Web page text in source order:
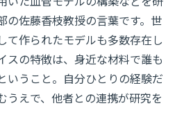
の佐藤香枝教授の言葉です。世
て作られたモデルも多数存在し
スの特徴は、身近な材料で誰も
いうこと。自分ひとりの経験だ
うえで、他者との連携が研究を